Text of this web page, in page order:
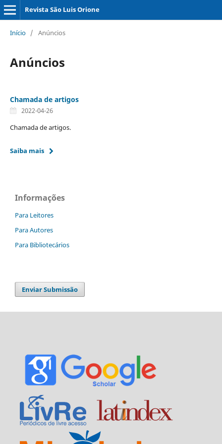
Revista São Luis Orione
Início / Anúncios
Anúncios
Chamada de artigos
2022-04-26
Chamada de artigos.
Saiba mais
Informações
Para Leitores
Para Autores
Para Bibliotecários
Enviar Submissão